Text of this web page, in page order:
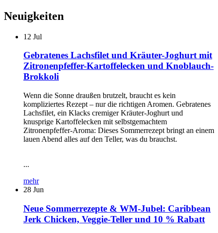
Neuigkeiten
12 Jul
Gebratenes Lachsfilet und Kräuter-Joghurt mit
Zitronenpfeffer-Kartoffelecken und Knoblauch-
Brokkoli
Wenn die Sonne draußen brutzelt, braucht es kein
kompliziertes Rezept – nur die richtigen Aromen. Gebratenes
Lachsfilet, ein Klacks cremiger Kräuter-Joghurt und
knusprige Kartoffelecken mit selbstgemachtem
Zitronenpfeffer-Aroma: Dieses Sommerrezept bringt an einem
lauen Abend alles auf den Teller, was du brauchst.
...
mehr
28 Jun
Neue Sommerrezepte & WM-Jubel: Caribbean
Jerk Chicken, Veggie-Teller und 10 % Rabatt